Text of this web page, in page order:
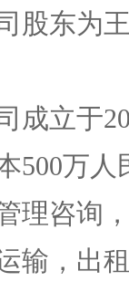
股东为
成立于
500万
理咨询
输，出